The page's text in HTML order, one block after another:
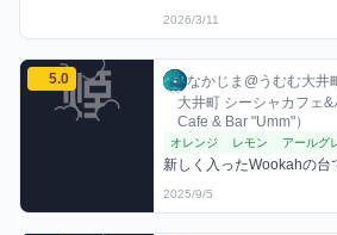
2026/3/11
なかじま@うむむ大井町のボムシェ
5.0 なかじま@うむむ
なかじま@うむむ大井
大井町 シーシャカフェ
Cafe & Bar "Umm"）
利用フレーバー
オレンジ レモン アールグ
コメント
新しく入ったWookahの台
評価
2025/9/5